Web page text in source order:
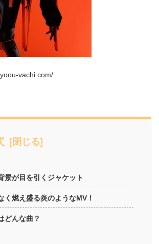
vachi.com/
景が目を引くジャケット
く燃え盛る炎のようなMV！
どんな曲？